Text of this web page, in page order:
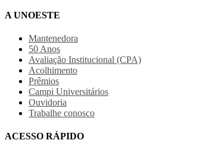
A UNOESTE
Mantenedora
50 Anos
Avaliação Institucional (CPA)
Acolhimento
Prêmios
Campi Universitários
Ouvidoria
Trabalhe conosco
ACESSO RÁPIDO